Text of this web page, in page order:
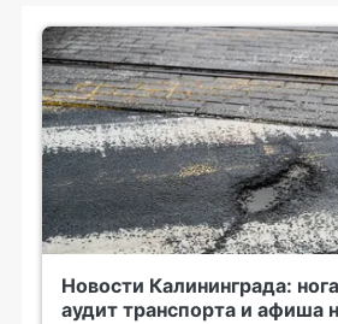
Новости Калининграда:
аудит транспорта и афиша